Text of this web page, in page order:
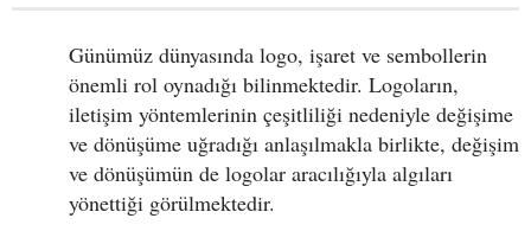
Günümüz dünyasında logo, işaret ve sembollerin
önemli rol oynadığı bilinmektedir. Logoların,
iletişim yöntemlerinin çeşitliliği nedeniyle değişime
ve dönüşüme uğradığı anlaşılmakla birlikte, değişim
ve dönüşümün de logolar aracılığıyla algıları
yönettiği görülmektedir.